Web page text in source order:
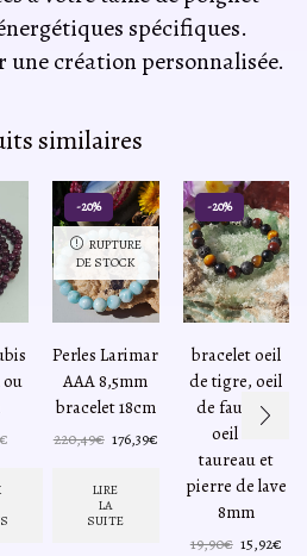
spécifiques.
une création personnalisée.
similaires
ou
RUPTURE
DE STOCK
-20%
Perles Larimar
AAA 8,5mm
bracelet 18cm
220,49€ Le
initial
était :
220,49€.
176,39€Le
actuel
LIRE
LA
SUITE
-20%
bracelet oeil
de tigre, oeil
de faucon,
oeil de
taureau et
pierre de lave
8mm
19,90€ Le
15,92€Le